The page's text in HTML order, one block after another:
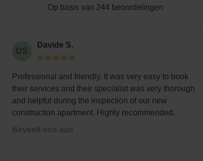
Op basis van 244 beoordelingen
DS
Davide S.
Professional and friendly. It was very easy to book
their services and their specialist was very thorough
and helpful during the inspection of our new
construction apartment. Highly recommended.
Beveelt ons aan